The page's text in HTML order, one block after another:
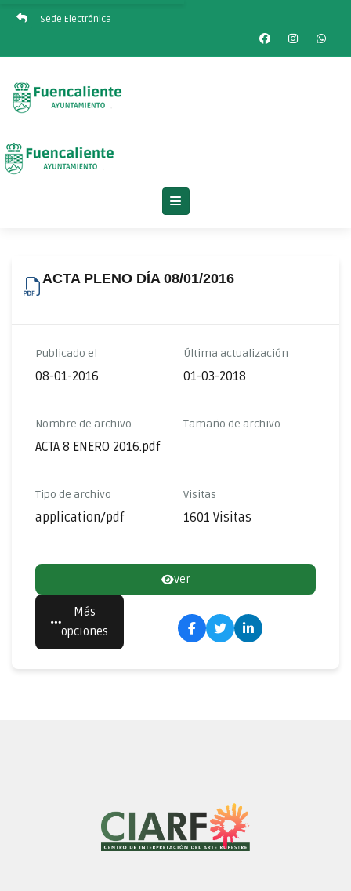
Sede Electrónica
ACTA PLENO DÍA 08/01/2016
Publicado el
08-01-2016
Última actualización
01-03-2018
Nombre de archivo
ACTA 8 ENERO 2016.pdf
Tamaño de archivo
Tipo de archivo
application/pdf
Visitas
1601 Visitas
Ver
Más
opciones